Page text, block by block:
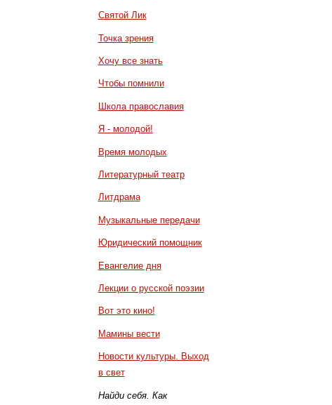
Святой Лик
Точка зрения
Хочу все знать
Чтобы помнили
Школа православия
Я - молодой!
Время молодых
Литературный театр
Литдрама
Музыкальные передачи
Юридический помощник
Евангелие дня
Лекции о русской поэзии
Вот это кино!
Мамины вести
Новости культуры. Выход
в свет
Найди себя. Как